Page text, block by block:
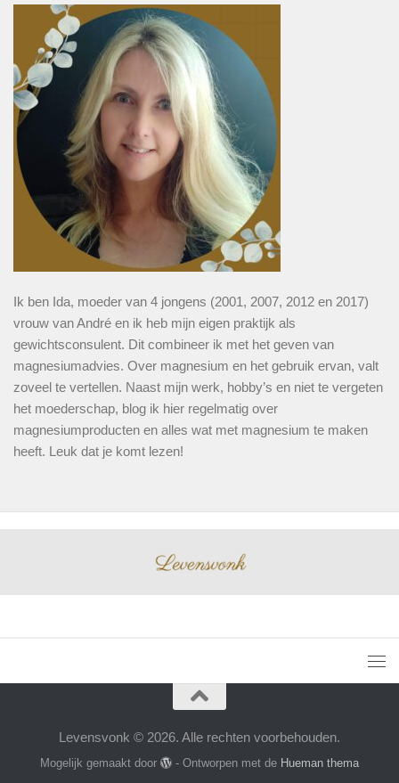
Ik ben Ida, moeder van 4 jongens (2001, 2007, 2012 en 2017)
vrouw van André en ik heb mijn eigen praktijk als
gewichtsconsulent. Dit combineer ik met het geven van
magnesiumadvies. Over magnesium en het gebruik ervan, valt
zoveel te vertellen. Naast mijn werk, hobby’s en niet te vergeten
het moederschap, blog ik hier regelmatig over
magnesiumproducten en alles wat met magnesium te maken
heeft. Leuk dat je komt lezen!
Levensvonk © 2026. Alle rechten voorbehouden.
Mogelijk gemaakt door - Ontworpen met de Hueman thema